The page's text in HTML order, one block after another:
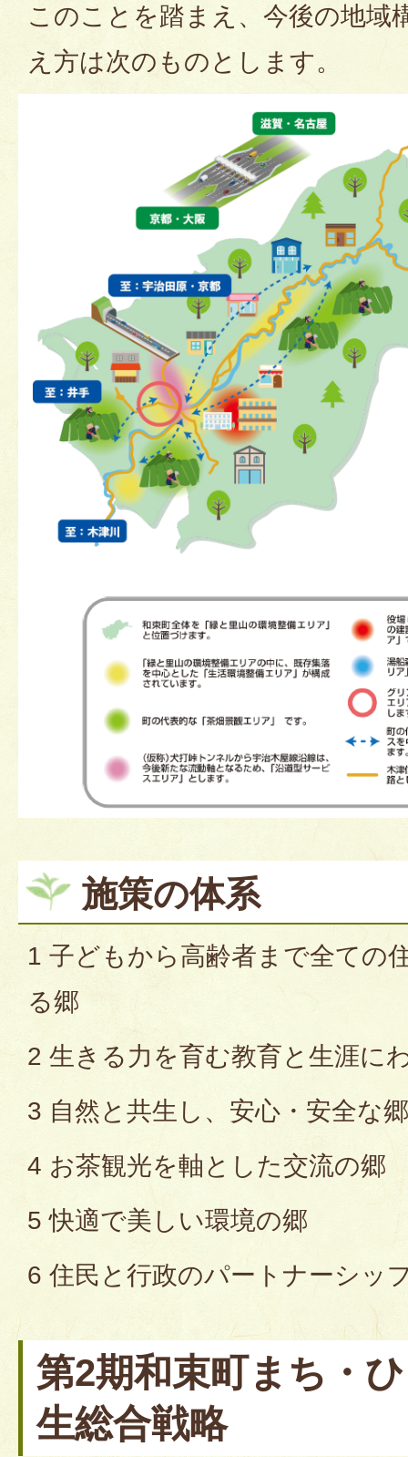
このことを踏まえ、今後の地域
え方は次のものとします。
施策の体系
1 子どもから高齢者まで全ての
る郷
2 生きる力を育む教育と生涯に
3 自然と共生し、安心・安全な郷
4 お茶観光を軸とした交流の郷
5 快適で美しい環境の郷
6 住民と行政のパートナーシッ
第2期和束町まち・
生総合戦略